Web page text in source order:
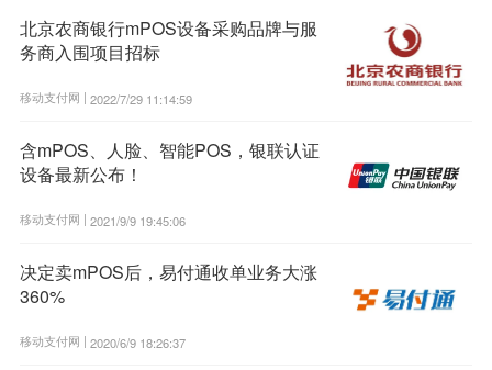
北京农商银行mPOS设备采购品牌与服
务商入围项目招标
移动支付网 | 2022/7/29 11:14:59
含mPOS、人脸、智能POS，银联认证
设备最新公布！
移动支付网 | 2021/9/9 19:45:06
决定卖mPOS后，易付通收单业务大涨
360%
移动支付网 | 2020/6/9 18:26:37